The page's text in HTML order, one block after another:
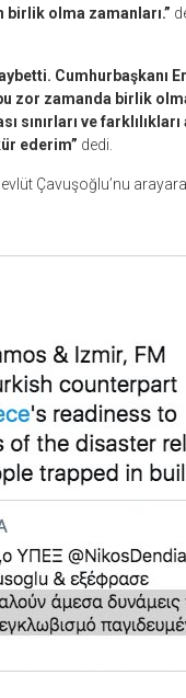
birlik olma zamanları.”
Cumhurbaşkanı
zor zamanda birlik
sınırları ve
ederim” dedi.
Çavuşoğlu’nu